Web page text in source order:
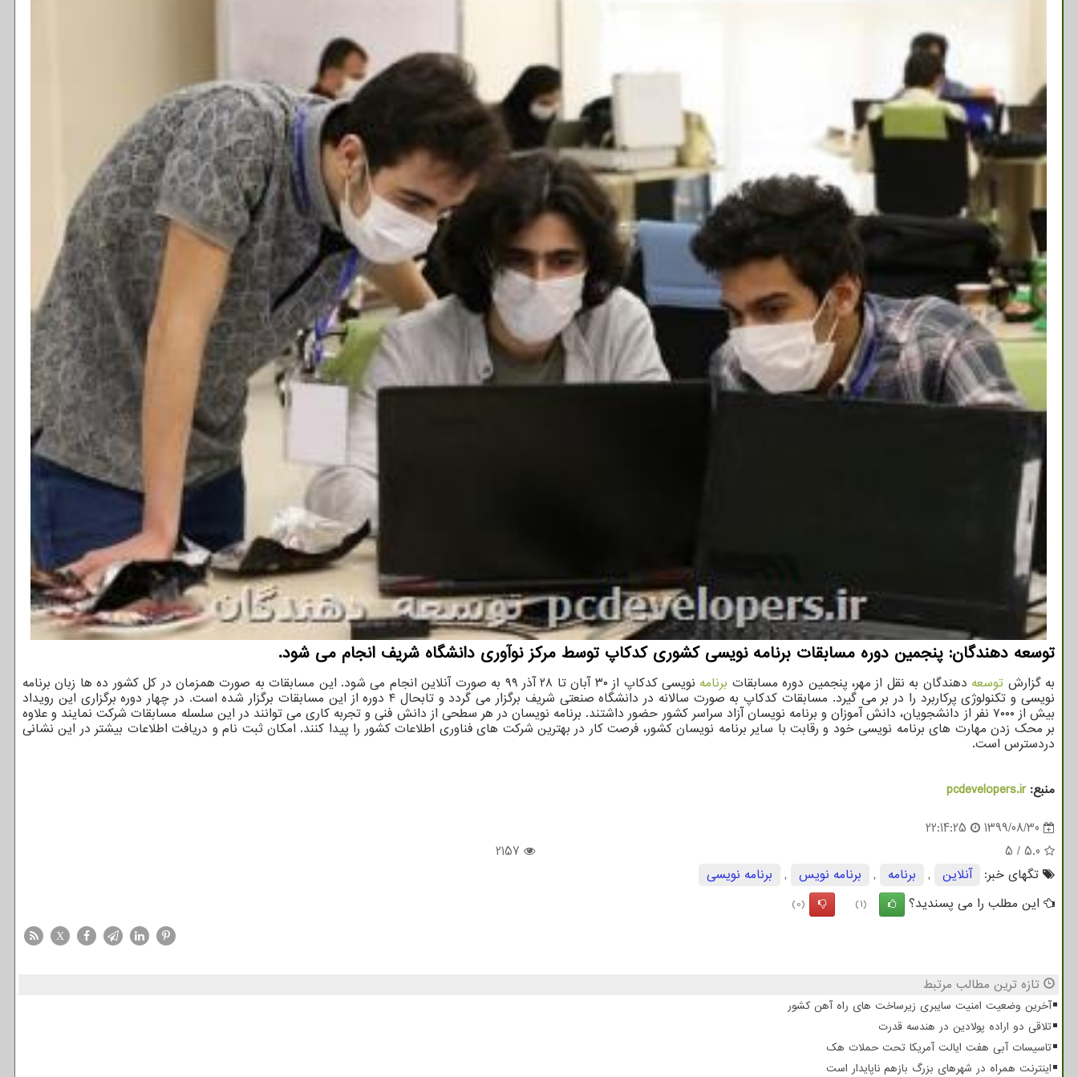
توسعه دهندگان: پنجمین دوره مسابقات برنامه نویسی كشوری كدكاپ توسط مركز نوآوری دانشگاه شریف انجام می شود.
به گزارش توسعه دهندگان به نقل از مهر، پنجمین دوره مسابقات برنامه نویسی کدکاپ از ۳۰ آبان تا ۲۸ آذر ۹۹ به صورت آنلاین انجام می شود. این مسابقات به صورت همزمان در کل کشور ده ها زبان برنامه
نویسی و تکنولوژی پرکاربرد را در بر می گیرد. مسابقات کدکاپ به صورت سالانه در دانشگاه صنعتی شریف برگزار می گردد و تابحال ۴ دوره از این مسابقات برگزار شده است. در چهار دوره برگزاری این رویداد
بیش از ۷۰۰۰ نفر از دانشجویان، دانش آموزان و برنامه نویسان آزاد سراسر کشور حضور داشتند. برنامه نویسان در هر سطحی از دانش فنی و تجربه کاری می توانند در این سلسله مسابقات شرکت نمایند و علاوه
بر محک زدن مهارت های برنامه نویسی خود و رقابت با سایر برنامه نویسان کشور، فرصت کار در بهترین شرکت های فناوری اطلاعات کشور را پیدا کنند. امکان ثبت نام و دریافت اطلاعات بیشتر در این نشانی
دردسترس است.
منبع:pcdevelopers.ir
1399/08/30
22:14:25
5.0
/
5
2157
تگهای خبر:
آنلاین , برنامه , برنامه نویس ,
برنامه نویسی
این مطلب را می پسندید؟
(1)
(0)
X
تازه ترین مطالب مرتبط
آخرین وضعیت امنیت سایبری زیرساخت های راه آهن کشور
تلاقی دو اراده پولادین در هندسه قدرت
تاسیسات آبی هفت ایالت آمریکا تحت حملات هک
اینترنت همراه در شهرهای بزرگ بازهم ناپایدار است